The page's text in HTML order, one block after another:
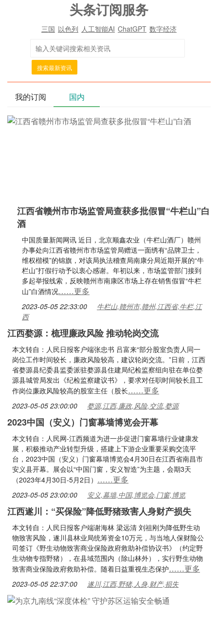
头条订阅服务
三国 以色列 人工智能AI ChatGPT 数字经济
搜索最新资讯
我的订阅 国内
江西省赣州市市场监管局查获多批假冒“牛栏山”白
酒
中国质量新闻网讯 近日，北京顺鑫农业（牛栏山酒厂）赣州
办事处向江西省赣州市市场监管局赠送一面绣有“品牌卫士，
维权楷模”的锦旗，对该局执法稽查局南康分局近期开展的“牛
栏山”打假行动予以衷心感谢。年初以来，市场监管部门接到
多起举报线索，反映赣州市南康区市场上存在销售假冒“牛栏
山”白酒情况……更多
2023-05-05 22:33:00
牛栏山,赣州市,赣州,江西省,牛栏,江
西
江西婺源：梳理廉政风险 推动轮岗交流
本文转自：人民日报客户端张忠书 吕富来“部分股室负责人同一
岗位工作时间较长，廉政风险较高，建议轮岗交流。”日前，江西
省婺源县纪委县监委派驻婺源县住建局纪检监察组向驻在单位婺
源县城管局发出《纪检监察建议书》，要求对任职时间较长且工
作岗位廉政风险较高的股室主任（股长……更多
2023-05-05 23:00:00 婺源,江西,廉政,风险,交流,婺源
2023中国（安义）门窗幕墙博览会开幕
本文转自：人民网-江西频道为进一步促进门窗幕墙行业健康发
展，积极推动产业转型升级，搭建上下游企业重要采购交流平
台，2023中国（安义）门窗幕墙博览会4月30日在江西省南昌市
安义县开幕。展会以“中国门窗，安义智造”为主题，会期3天
（2023年4月30日-5月2日） ……更多
2023-05-05 23:00:00 安义,幕墙,中国,博览会,门窗,博览
江西遂川：“买保险”降低野猪致害人身财产损失
本文转自：人民日报客户端谢海林 梁远清 刘祖刚为降低野生动
物致害风险，遂川县林业局统筹资金10万元，与当地人保财险公
司签订《野生动物致害商业保险政府救助补偿协议书》（约定野
生动物专指野猪），在县域范围内（除山林外），实行野生动物
致害商业保险政府救助补偿。随着日益重视生态保护……更多
2023-05-05 22:37:00 遂川,江西,野猪,人身,财产,损失